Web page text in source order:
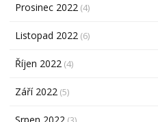
Prosinec 2022 (4)
Listopad 2022 (6)
Říjen 2022 (4)
Září 2022 (5)